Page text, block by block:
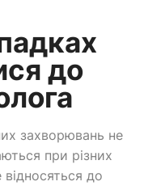
до
захворювань не
при різних
до